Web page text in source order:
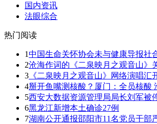
国内资讯
法眼综合
热门阅读
1中国生命关怀协会未与健康导报社
2沧海作词的《二泉映月之观音山》
3 《二泉映月之观音山》网络演唱汇
4掰开鱼嘴测核酸？厦门：全员核酸
5西安大数据资源管理局局长刘军被
6黑龙江新增本土确诊27例
7湖南公开通报邵阳市11名党员干部